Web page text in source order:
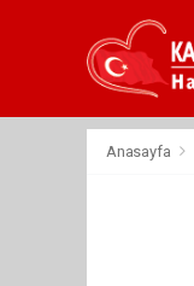
Anasayfa